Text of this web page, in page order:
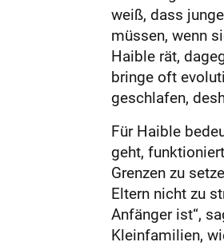
weiß, dass
müssen, wenn
Haible rät,
bringe oft
geschlafen,
Für Haible
geht,
Grenzen zu
Eltern nicht zu
Anfänger ist“,
Kleinfamilien,